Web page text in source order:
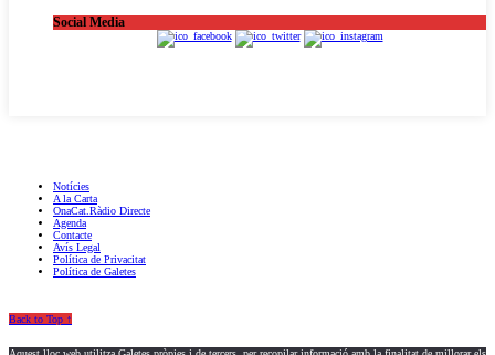
Social Media
Notícies
A la Carta
OnaCat.Ràdio Directe
Agenda
Contacte
Avís Legal
Política de Privacitat
Política de Galetes
Back to Top ↑